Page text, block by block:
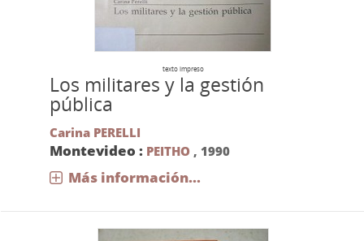
texto impreso
Los militares y la gestión
pública
Carina PERELLI
Montevideo : PEITHO , 1990
Más información...